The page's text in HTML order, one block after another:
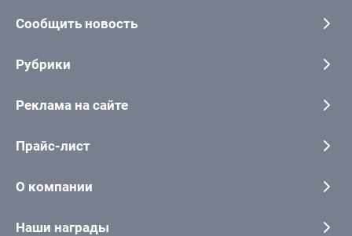
Сообщить новость
Рубрики
Реклама на сайте
Прайс-лист
О компании
Наши награды